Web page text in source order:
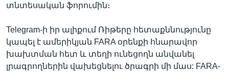
տնտեսական ֆորումին։
Telegram-ի իր ալիքում Ռիթերը հետաքննությունը
կապել է ամերիկյան FARA օրենքի հնարավոր
խախտման հետ և տեղի ունեցողն անվանել
լրագրողներին վախեցնելու ծրագրի մի մաս: FARA-